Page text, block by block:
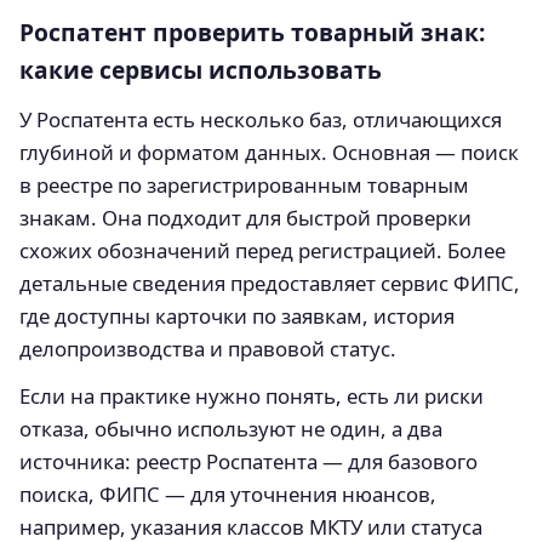
Роспатент проверить товарный знак:
какие сервисы использовать
У Роспатента есть несколько баз, отличающихся
глубиной и форматом данных. Основная — поиск
в реестре по зарегистрированным товарным
знакам. Она подходит для быстрой проверки
схожих обозначений перед регистрацией. Более
детальные сведения предоставляет сервис ФИПС,
где доступны карточки по заявкам, история
делопроизводства и правовой статус.
Если на практике нужно понять, есть ли риски
отказа, обычно используют не один, а два
источника: реестр Роспатента — для базового
поиска, ФИПС — для уточнения нюансов,
например, указания классов МКТУ или статуса